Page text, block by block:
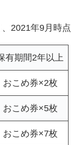
2021年9月時
有期間2年以上
おこめ券×2枚
おこめ券×5枚
おこめ券×7枚